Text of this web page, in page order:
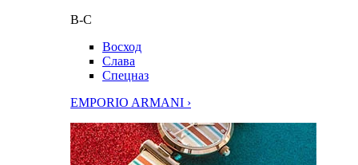
В-С
Восход
Слава
Спецназ
EMPORIO ARMANI ›